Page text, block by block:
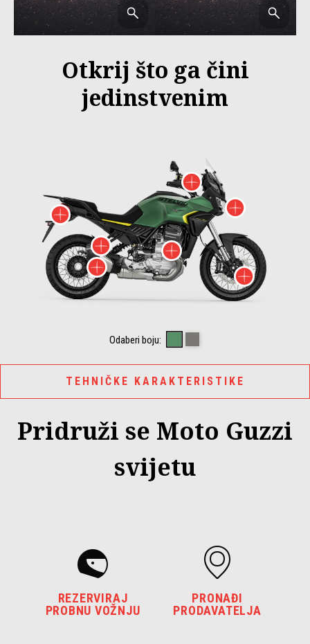
Otkrij što ga čini
jedinstvenim
Više
Više informacija o
Više
Više
Više informacija o
Više informacija o
Odaberi boju:
TEHNIČKE KARAKTERISTIKE
Pridruži se Moto Guzzi
svijetu
REZERVIRAJ
PROBNU VOŽNJU
PRONAĐI
PRODAVATELJA